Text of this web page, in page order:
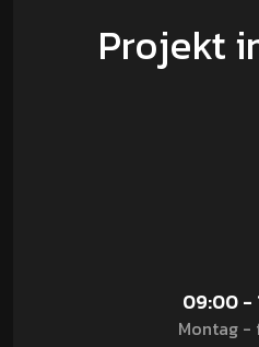
Projekt
09:00 -
Montag